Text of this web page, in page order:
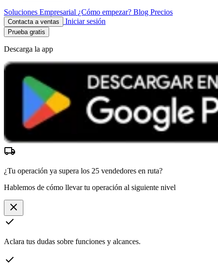
Soluciones Empresarial ¿Cómo empezar? Blog Precios
Contacta a ventas Iniciar sesión
Prueba gratis
Descarga la app
local_shipping
¿Tu operación ya supera los 25 vendedores en ruta?
Hablemos de cómo llevar tu operación al siguiente nivel
close
check
Aclara tus dudas sobre funciones y alcances.
check